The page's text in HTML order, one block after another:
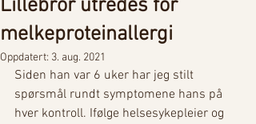
Lillebror utredes for
melkeproteinallergi
Oppdatert: 3. aug. 2021
Siden han var 6 uker har jeg stilt
spørsmål rundt symptomene hans på
hver kontroll. Ifølge helsesykepleier og